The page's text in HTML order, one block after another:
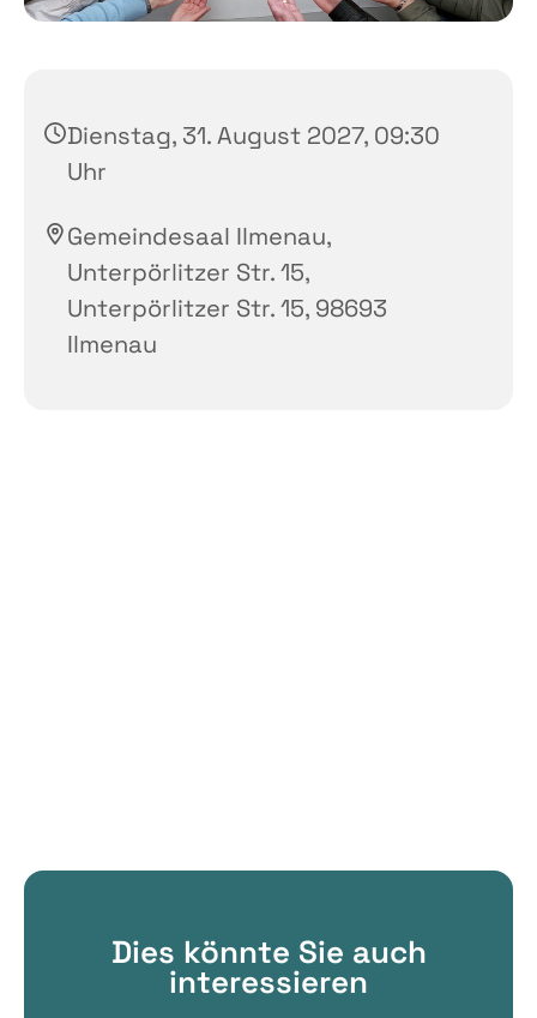
Dienstag, 31. August 2027, 09:30
Uhr
Gemeindesaal Ilmenau,
Unterpörlitzer Str. 15,
Unterpörlitzer Str. 15, 98693
Ilmenau
Dies könnte Sie auch
interessieren